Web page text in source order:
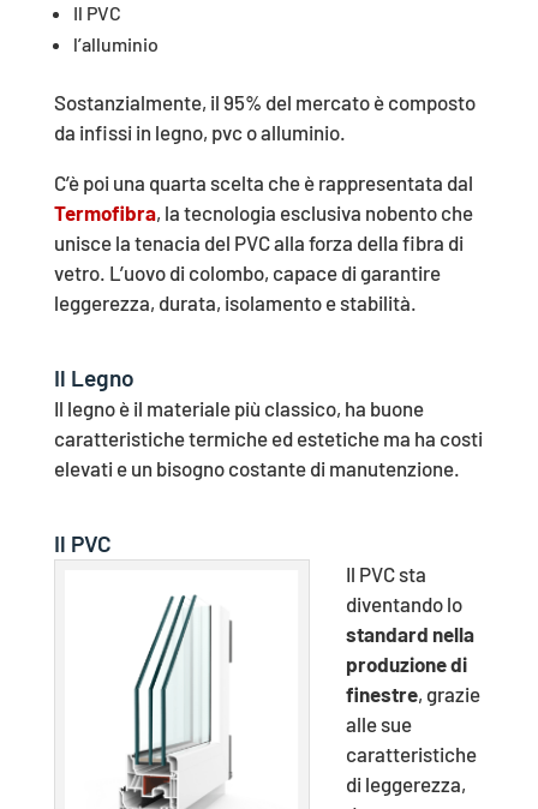
Il PVC
l’alluminio
Sostanzialmente, il 95% del mercato è composto
da infissi in legno, pvc o alluminio.
C’è poi una quarta scelta che è rappresentata dal
Termofibra, la tecnologia esclusiva nobento che
unisce la tenacia del PVC alla forza della fibra di
vetro. L’uovo di colombo, capace di garantire
leggerezza, durata, isolamento e stabilità.
Il Legno
Il legno è il materiale più classico, ha buone
caratteristiche termiche ed estetiche ma ha costi
elevati e un bisogno costante di manutenzione.
Il PVC
Il PVC sta
diventando lo
standard nella
produzione di
finestre, grazie
alle sue
caratteristiche
di leggerezza,